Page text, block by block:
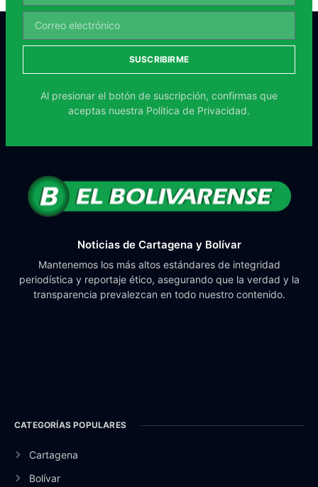
SUSCRIBIRME
Al presionar el botón de suscripción, confirmas que
aceptas nuestra Política de Privacidad.
Noticias de Cartagena y Bolívar
Mantenemos los más altos estándares de integridad
periodística y reportaje ético, asegurando que la verdad y la
transparencia prevalezcan en todo nuestro contenido.
CATEGORÍAS POPULARES
Cartagena
Bolívar